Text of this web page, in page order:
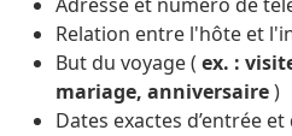
Relation entre l'hôte et
But du voyage ( ex. :
mariage, anniversaire)
Dates exactes d’entrée